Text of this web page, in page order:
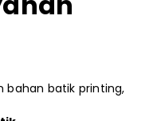
bahan batik printing,